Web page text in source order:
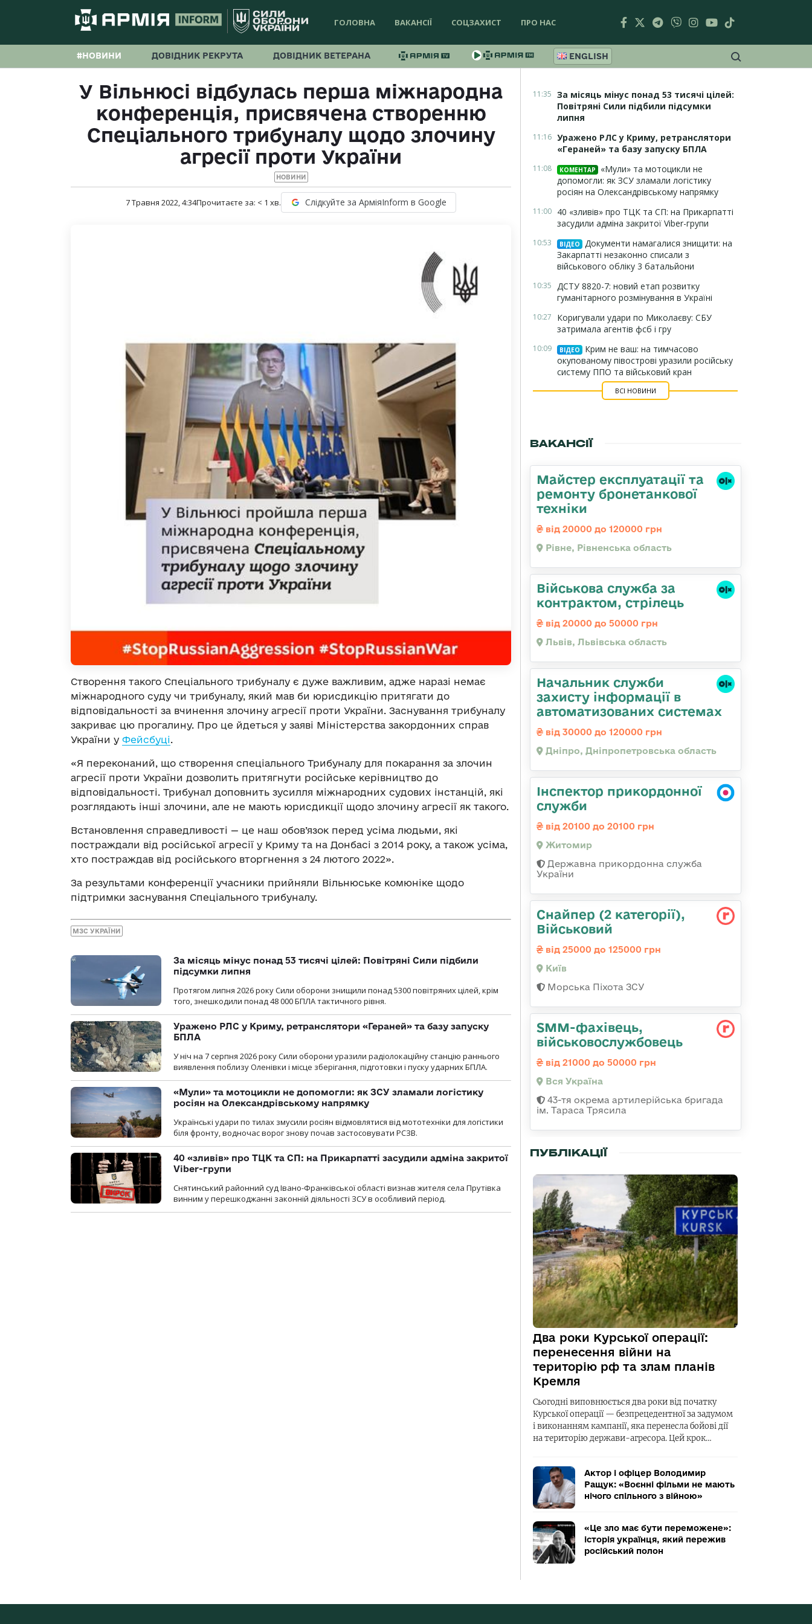
ГОЛОВНА ВАКАНСІЇ СОЦЗАХИСТ ПРО НАС
#НОВИНИ ДОВІДНИК РЕКРУТА ДОВІДНИК ВЕТЕРАНА ENGLISH
У Вільнюсі відбулась перша міжнародна
конференція, присвячена створенню
Спеціального трибуналу щодо злочину
агресії проти України
НОВИНИ
7 Травня 2022, 4:34Прочитаєте за: < 1 хв. Слідкуйте за АрміяInform в Google
Створення такого Спеціального трибуналу є дуже важливим, адже наразі немає
міжнародного суду чи трибуналу, який мав би юрисдикцію притягати до
відповідальності за вчинення злочину агресії проти України. Заснування трибуналу
закриває цю прогалину. Про це йдеться у заяві Міністерства закордонних справ
України у Фейсбуці.
«Я переконаний, що створення спеціального Трибуналу для покарання за злочин
агресії проти України дозволить притягнути російське керівництво до
відповідальності. Трибунал доповнить зусилля міжнародних судових інстанцій, які
розглядають інші злочини, але не мають юрисдикції щодо злочину агресії як такого.
Встановлення справедливості — це наш обов’язок перед усіма людьми, які
постраждали від російської агресії у Криму та на Донбасі з 2014 року, а також усіма,
хто постраждав від російського вторгнення з 24 лютого 2022».
За результами конференції учасники прийняли Вільнюське комюніке щодо
підтримки заснування Спеціального трибуналу.
МЗС УКРАЇНИ
За місяць мінус понад 53 тисячі цілей: Повітряні Сили підбили
підсумки липня
Протягом липня 2026 року Cили оборони знищили понад 5300 повітряних цілей, крім
того, знешкодили понад 48 000 БПЛА тактичного рівня.
Уражено РЛС у Криму, ретранслятори «Гераней» та базу запуску
БПЛА
У ніч на 7 серпня 2026 року Сили оборони уразили радіолокаційну станцію раннього
виявлення поблизу Оленівки і місце зберігання, підготовки і пуску ударних БПЛА.
«Мули» та мотоцикли не допомогли: як ЗСУ зламали логістику
росіян на Олександрівському напрямку
Українські удари по тилах змусили росіян відмовлятися від мототехніки для логістики
біля фронту, водночас ворог знову почав застосовувати РСЗВ.
40 «зливів» про ТЦК та СП: на Прикарпатті засудили адміна закритої
Viber-групи
Снятинський районний суд Івано-Франківської області визнав жителя села Прутівка
винним у перешкоджанні законній діяльності ЗСУ в особливий період.
11:35 За місяць мінус понад 53 тисячі цілей:
Повітряні Сили підбили підсумки
липня
11:16 Уражено РЛС у Криму, ретранслятори
«Гераней» та базу запуску БПЛА
11:08 КОМЕНТАР
«Мули» та мотоцикли не
допомогли: як ЗСУ зламали логістику
росіян на Олександрівському напрямку
11:00 40 «зливів» про ТЦК та СП: на Прикарпатті
засудили адміна закритої Viber-групи
10:53 ВІДЕО
Документи намагалися знищити: на
Закарпатті незаконно списали з
військового обліку 3 батальйони
10:35 ДСТУ 8820-7: новий етап розвитку
гуманітарного розмінування в Україні
10:27
Коригували удари по Миколаєву: СБУ
затримала агентів фсб і гру
10:09 ВІДЕО
Крим не ваш: на тимчасово
окупованому півострові уразили російську
систему ППО та військовий кран
ВСІ НОВИНИ
ВАКАНСІЇ
Майстер експлуатації та
ремонту бронетанкової
техніки
від 20000 до 120000 грн
Рівне, Рівненська область
Військова служба за
контрактом, стрілець
від 20000 до 50000 грн
Львів, Львівська область
Начальник служби
захисту інформації в
автоматизованих системах
від 30000 до 120000 грн
Дніпро, Дніпропетровська область
Інспектор прикордонної
служби
від 20100 до 20100 грн
Житомир
Державна прикордонна служба
України
Снайпер (2 категорії),
Військовий
від 25000 до 125000 грн
Київ
Морська Піхота ЗСУ
SMM-фахівець,
військовослужбовець
від 21000 до 50000 грн
Вся Україна
43-тя окрема артилерійська бригада
ім. Тараса Трясила
ПУБЛІКАЦІЇ
Два роки Курської операції:
перенесення війни на
територію рф та злам планів
Кремля
Сьогодні виповнюється два роки від початку
Курської операції — безпрецедентної за задумом
і виконанням кампанії, яка перенесла бойові дії
на територію держави-агресора. Цей крок…
Актор і офіцер Володимир
Ращук: «Воєнні фільми не мають
нічого спільного з війною»
«Це зло має бути переможене»:
історія українця, який пережив
російський полон